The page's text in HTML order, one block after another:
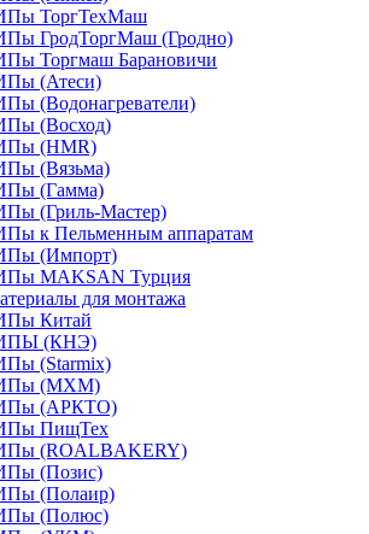
ТоргТехМаш
ГродТоргМаш (Гродно)
Торгмаш Барановичи
(Атеси)
(Водонагреватели)
(Восход)
(HMR)
(Вязьма)
(Гамма)
(Гриль-Мастер)
к Пельменным аппаратам
(Импорт)
MAKSAN Турция
для монтажа
Китай
(КНЭ)
(Starmix)
(МХМ)
(АРКТО)
ПищТех
(ROALBAKERY)
(Позис)
(Полаир)
(Полюс)